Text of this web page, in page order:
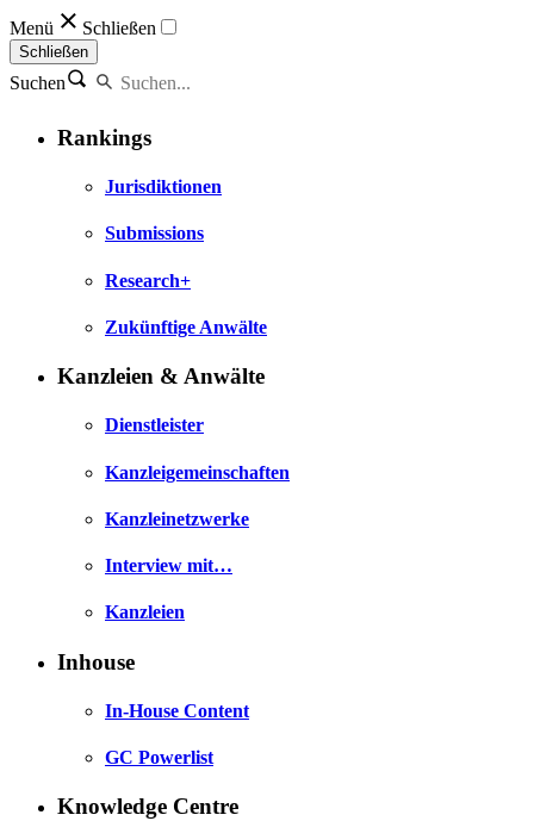
Menü Schließen
Schließen
Suchen
Rankings
Jurisdiktionen
Submissions
Research+
Zukünftige Anwälte
Kanzleien & Anwälte
Dienstleister
Kanzleigemeinschaften
Kanzleinetzwerke
Interview mit…
Kanzleien
Inhouse
In-House Content
GC Powerlist
Knowledge Centre